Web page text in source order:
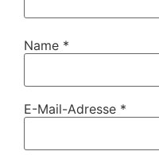
Name *
E-Mail-Adresse *